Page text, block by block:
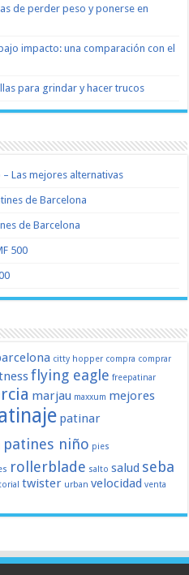
de perder peso y ponerse en
impacto: una comparación con el
para grindar y hacer trucos
Las mejores alternativas
de Barcelona
de Barcelona
500
citty hopper compra comprar
flying eagle freepatinar
marjau maxxum mejores
patinar
patines niño pies
rollerblade salto salud seba
twister urban velocidad venta